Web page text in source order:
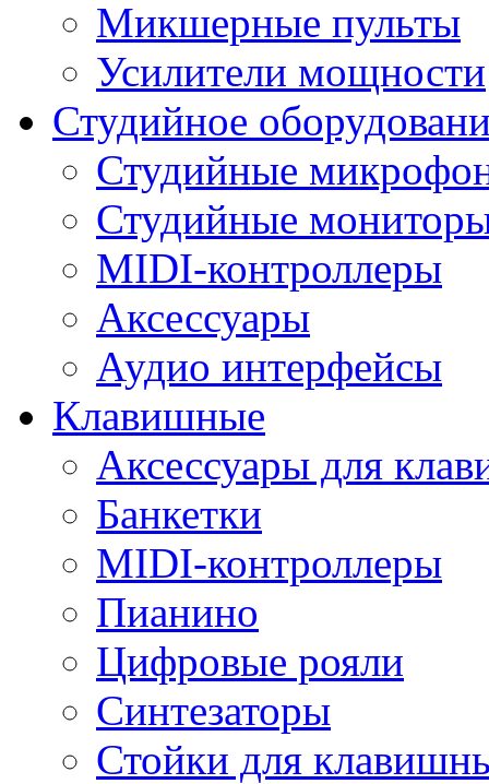
Микшерные пульты
Усилители мощности
Студийное
Студийные
Студийные
MIDI-контроллеры
Аксессуары
Аудио интерфейсы
Клавишные
Аксессуары для
Банкетки
MIDI-контроллеры
Пианино
Цифровые рояли
Синтезаторы
Стойки для